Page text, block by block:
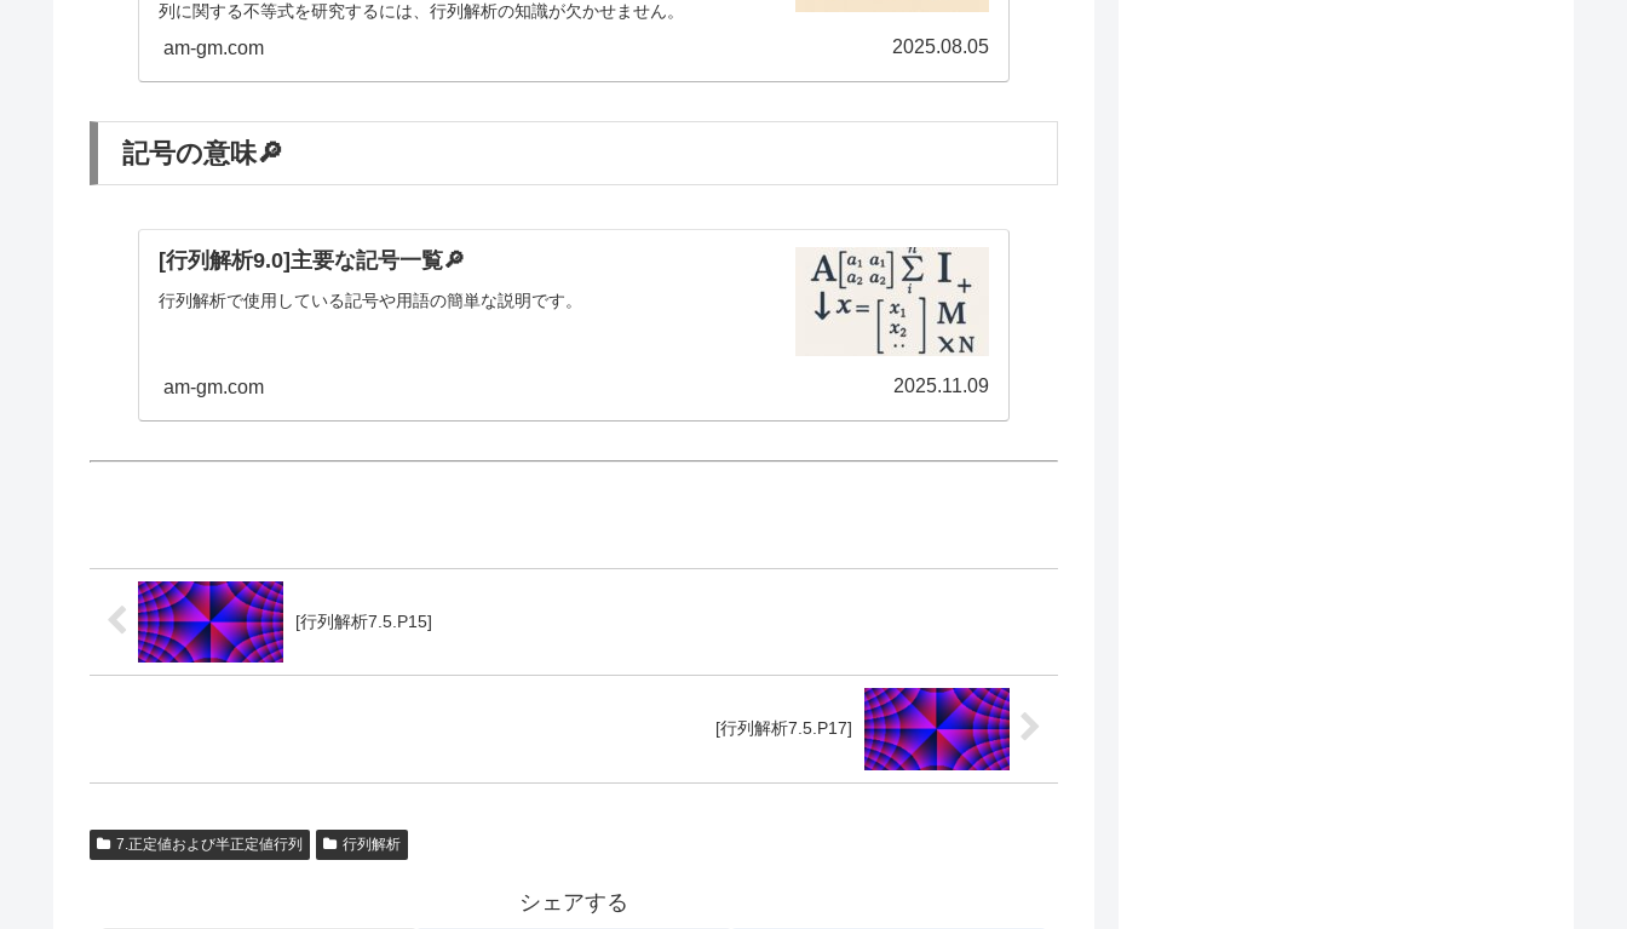
列に関する不等式を研究するには、行列解析の知識が欠かせません。
am-gm.com 2025.08.05
記号の意味🔎
[行列解析9.0]主要な記号一覧🔎
行列解析で使用している記号や用語の簡単な説明です。
am-gm.com 2025.11.09
[行列解析7.5.P15]
[行列解析7.5.P17]
7.正定値および半正定値行列 行列解析
シェアする